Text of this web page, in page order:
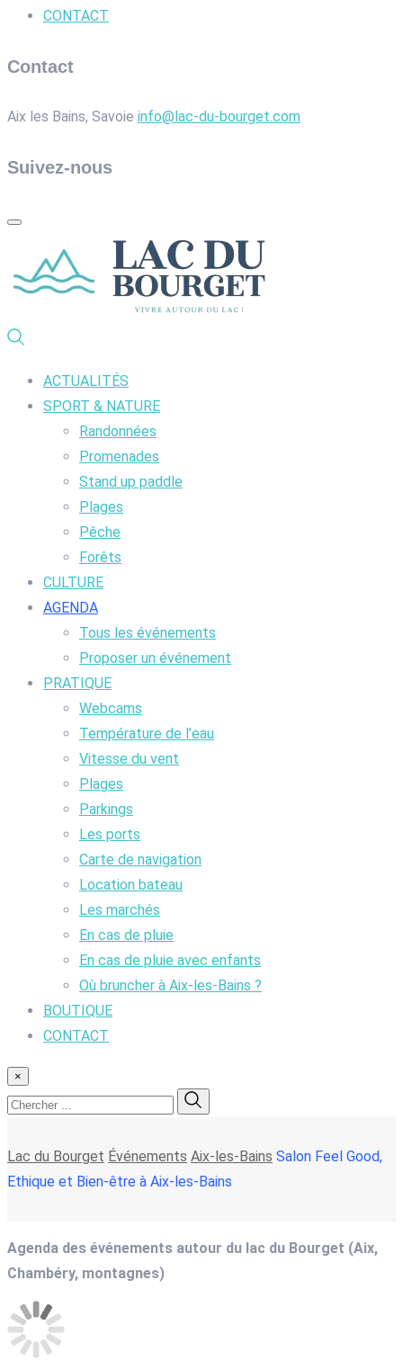
CONTACT
Contact
Aix les Bains, Savoie info@lac-du-bourget.com
Suivez-nous
ACTUALITÉS
SPORT & NATURE
Randonnées
Promenades
Stand up paddle
Plages
Pêche
Forêts
CULTURE
AGENDA
Tous les événements
Proposer un événement
PRATIQUE
Webcams
Température de l’eau
Vitesse du vent
Plages
Parkings
Les ports
Carte de navigation
Location bateau
Les marchés
En cas de pluie
En cas de pluie avec enfants
Où bruncher à Aix-les-Bains ?
BOUTIQUE
CONTACT
×
Lac du Bourget Événements Aix-les-Bains Salon Feel Good,
Ethique et Bien-être à Aix-les-Bains
Agenda des événements autour du lac du Bourget (Aix,
Chambéry, montagnes)